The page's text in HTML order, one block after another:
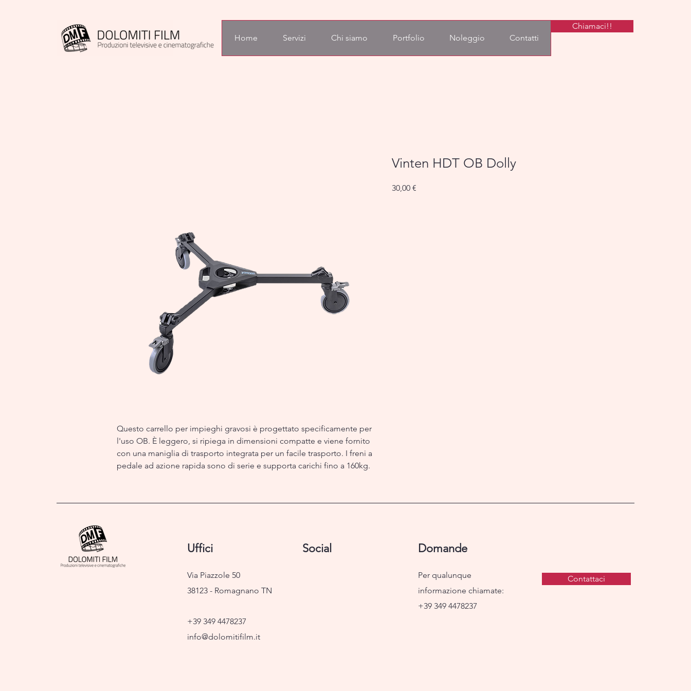
Home Servizi Chi siamo Portfolio Noleggio Contatti
Chiamaci!!
Questo carrello per impieghi gravosi è progettato specificamente per
l'uso OB. È leggero, si ripiega in dimensioni compatte e viene fornito
con una maniglia di trasporto integrata per un facile trasporto. I freni a
pedale ad azione rapida sono di serie e supporta carichi fino a 160kg.
Vinten HDT OB Dolly
30,00 €
Uffici
Via Piazzole 50
38123 - Romagnano TN
+39 349 4478237
info@dolomitifilm.it
Social Domande
Per qualunque
informazione chiamate:
+39 349 4478237
Contattaci